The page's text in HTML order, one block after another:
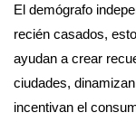
El demógrafo
recién casados,
ayudan a crear
ciudades,
incentivan el